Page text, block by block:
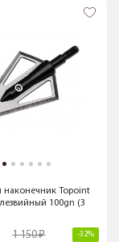
наконечник Topoint
100gn (3
1 150 -32%